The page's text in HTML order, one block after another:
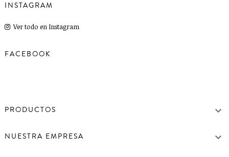
INSTAGRAM
Ver todo en Instagram
FACEBOOK
PRODUCTOS 
NUESTRA EMPRESA 